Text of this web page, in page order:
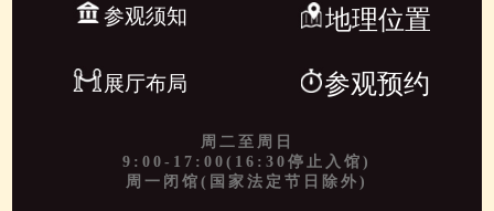
参观须知 地理位置
展厅布局 参观预约
周二至周日
9:00-17:00(16:30停止入馆)
周一闭馆(国家法定节日除外)